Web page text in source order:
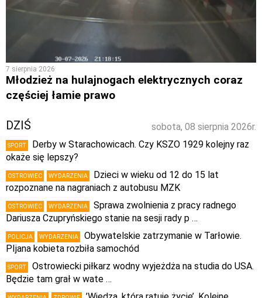
7 sierpnia 2026
Młodzież na hulajnogach elektrycznych coraz
częściej łamie prawo
sobota, 08 sierpnia 2026r.
DZIŚ
SPORT
Derby w Starachowicach. Czy KSZO 1929 kolejny raz
okaże się lepszy?
OSTROWIEC WYDARZENIA
Dzieci w wieku od 12 do 15 lat
rozpoznane na nagraniach z autobusu MZK
OSTROWIEC WYDARZENIA
Sprawa zwolnienia z pracy radnego
Dariusza Czupryńskiego stanie na sesji rady p …
POLICJA WYDARZENIA
Obywatelskie zatrzymanie w Tarłowie.
PIjana kobieta rozbiła samochód
SPORT
Ostrowiecki piłkarz wodny wyjeżdża na studia do USA.
Będzie tam grał w wate …